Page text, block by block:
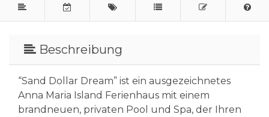
Beschreibung
“Sand Dollar Dream” ist ein ausgezeichnetes
Anna Maria Island Ferienhaus mit einem
brandneuen, privaten Pool und Spa, der Ihren